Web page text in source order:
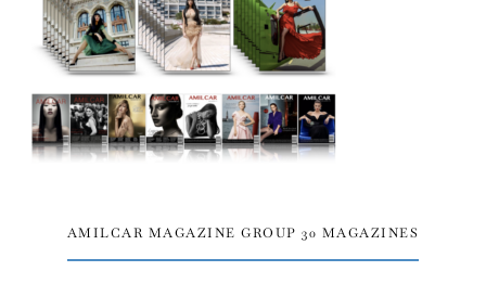
AMILCAR MAGAZINE GROUP 30 MAGAZINES